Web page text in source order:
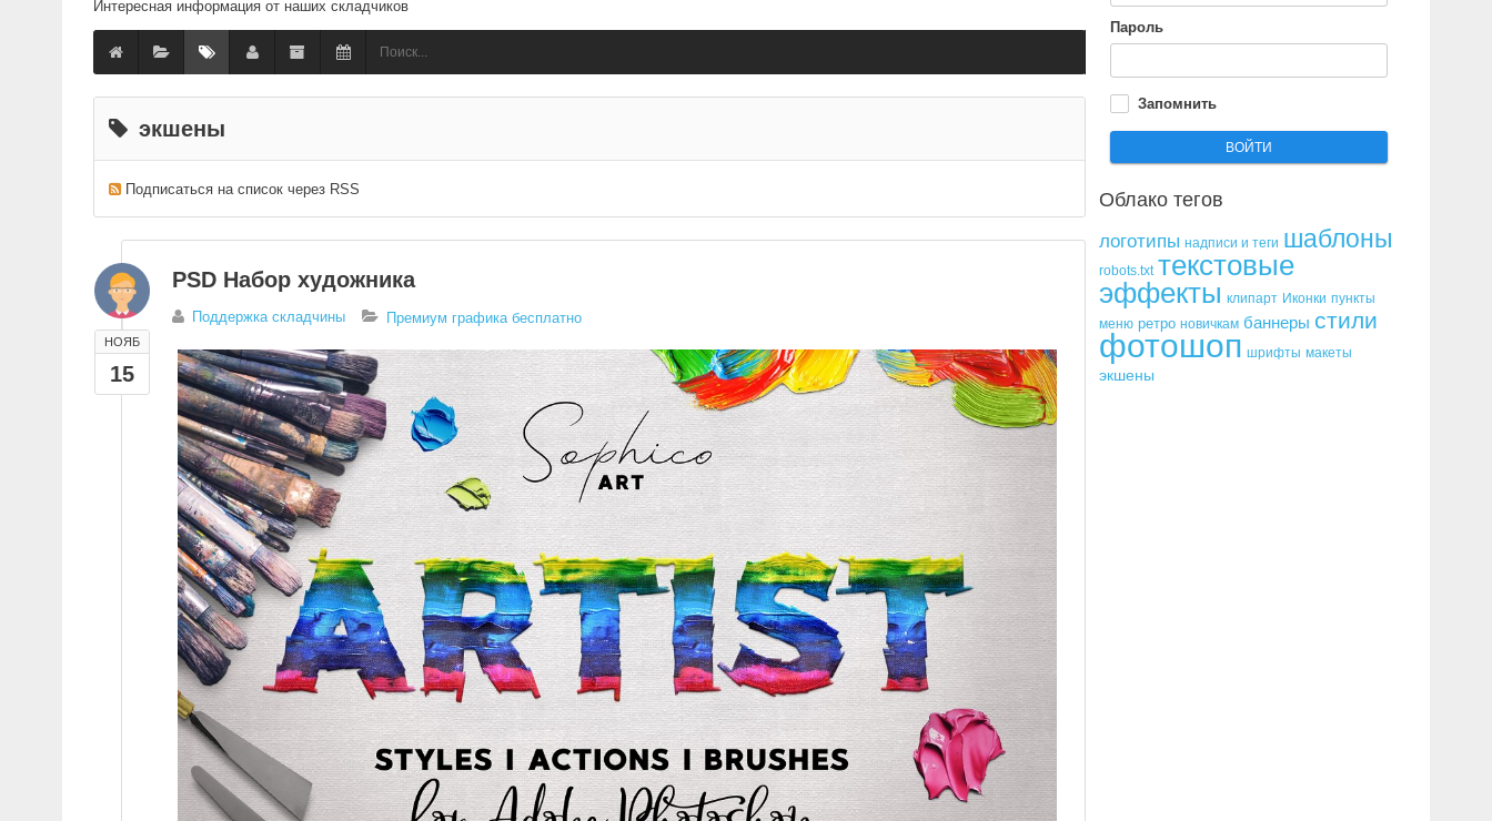
Интересная информация от наших складчиков
экшены
Подписаться на список через RSS
НОЯБ
15
PSD Набор художника
Поддержка складчины Премиум графика бесплатно
Пароль
Запомнить
ВОЙТИ
Облакотегов
логотипы надписи и теги шаблоны
robots.txt текстовые
эффекты клипарт Иконки пункты
меню ретро новичкам баннеры стили
фотошоп шрифты макеты
экшены